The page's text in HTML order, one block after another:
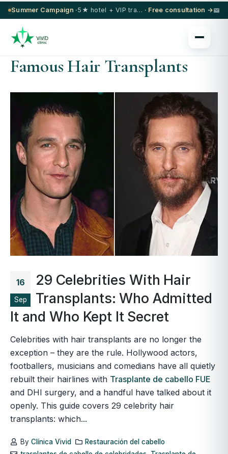
Summer Campaign · 5★ hotel + VIP transfer on select procedures · Free consultation →
Famous Hair Transplants
16
Sep
29 Celebrities With Hair
Transplants: Who Admitted
It and Who Kept It Secret
Celebrities with hair transplants are no longer the
exception – they are the rule. Hollywood actors,
footballers, musicians and comedians have all quietly
rebuilt their hairlines with Trasplante de cabello FUE
and DHI surgery, and a handful have talked about it
openly. This guide covers 29 celebrity hair
transplants: which...
By Clínica Vivid
Restauración del cabello